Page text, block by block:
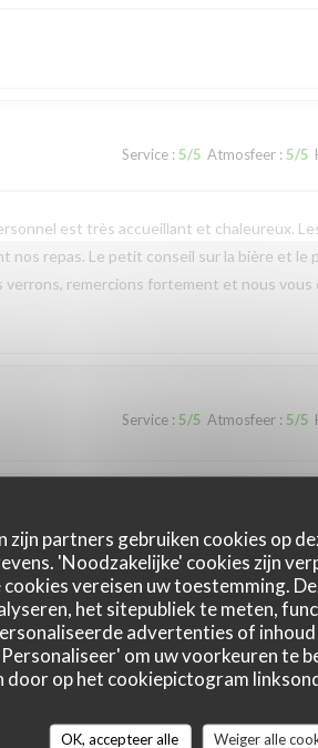
zijn partners gebruiken cookies op
'Noodzakelijke' cookies zijn
vereisen uw toestemming.
het sitepubliek te meten,
advertenties of
om uw voorkeuren te
door op het cookiepictogram
OK, accepteer alle Weiger alle
Service: 5/5 Atmosfeer: 5/5
est très accueillant et chaleureux.
nos repas. Le petit conseil sur la bière et
verrons, remercions fortement et nous
Service: 5/5 Atmosfeer: 5/5